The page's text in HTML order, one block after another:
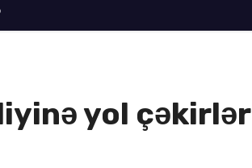
yol çəkirlər